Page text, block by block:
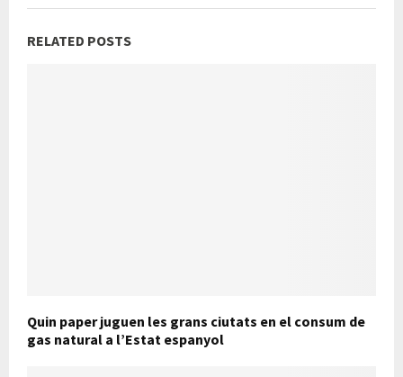
RELATED POSTS
Quin paper juguen les grans ciutats en el consum de
gas natural a l’Estat espanyol